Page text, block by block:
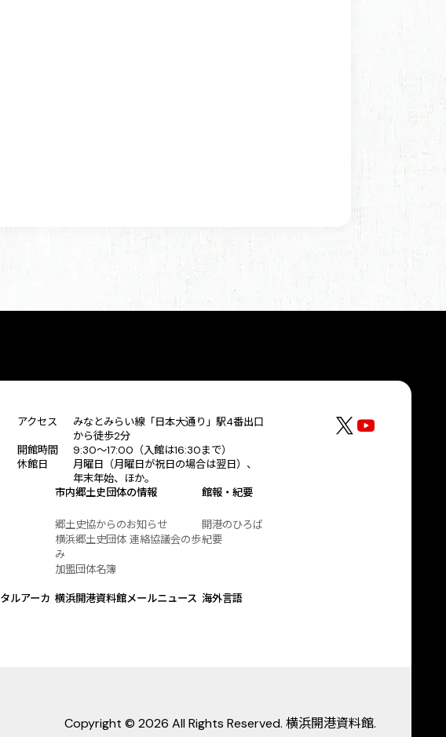
アクセス
みなとみらい線「日本大通り」駅4番出口
から徒歩2分
開館時間
9:30〜17:00（入館は16:30まで）
休館日
月曜日（月曜日が祝日の場合は翌日）、
年末年始、ほか。
市内郷土史団体の情報
郷土史協からのお知らせ
横浜郷土史団体 連絡協議会の歩
み
加盟団体名簿
館報・紀要
開港のひろば
紀要
ルアーカ 横浜開港資料館メールニュース 海外言語
Copyright © 2026 All Rights Reserved. 横浜開港資料館.